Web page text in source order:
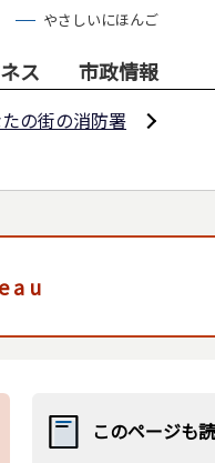
やさしいにほんご
ス 市政情報
の街の消防署
このページも